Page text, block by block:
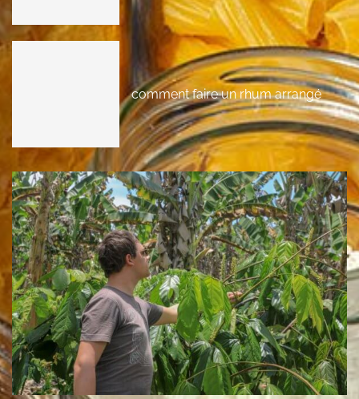
comment faire un rhum arrangé